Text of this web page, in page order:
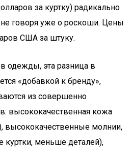
за куртку) радикально
не говоря уже о роскоши. Цены
США за штуку.
одежды, эта разница в
«добавкой к бренду»,
из совершенно
высококачественная кожа
высококачественные молнии,
меньше деталей),